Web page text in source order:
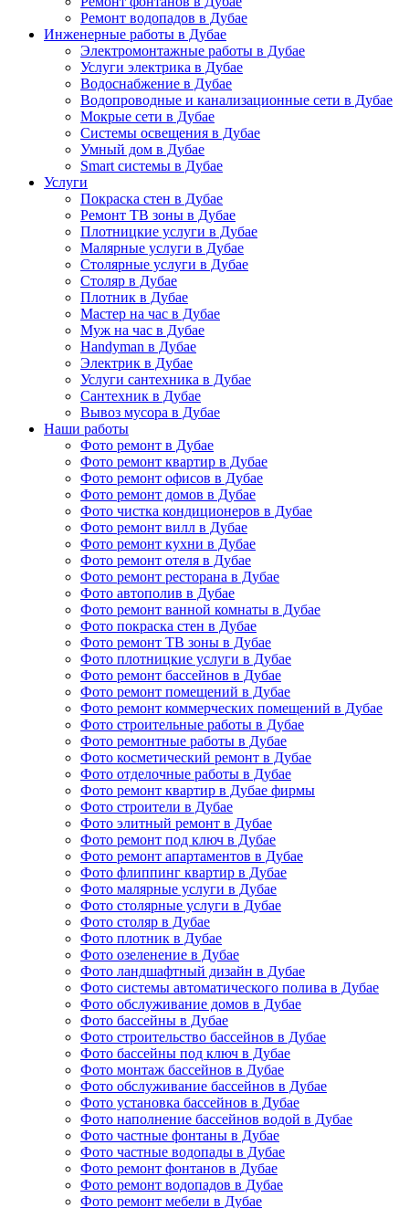
Ремонт водопадов в Дубае
Инженерные работы в Дубае
Электромонтажные работы в Дубае
Услуги электрика в Дубае
Водоснабжение в Дубае
Водопроводные и канализационные сети в Дубае
Мокрые сети в Дубае
Системы освещения в Дубае
Умный дом в Дубае
Smart системы в Дубае
Услуги
Покраска стен в Дубае
Ремонт ТВ зоны в Дубае
Плотницкие услуги в Дубае
Малярные услуги в Дубае
Столярные услуги в Дубае
Столяр в Дубае
Плотник в Дубае
Мастер на час в Дубае
Муж на час в Дубае
Handyman в Дубае
Электрик в Дубае
Услуги сантехника в Дубае
Сантехник в Дубае
Вывоз мусора в Дубае
Наши работы
Фото ремонт в Дубае
Фото ремонт квартир в Дубае
Фото ремонт офисов в Дубае
Фото ремонт домов в Дубае
Фото чистка кондиционеров в Дубае
Фото ремонт вилл в Дубае
Фото ремонт кухни в Дубае
Фото ремонт отеля в Дубае
Фото ремонт ресторана в Дубае
Фото автополив в Дубае
Фото ремонт ванной комнаты в Дубае
Фото покраска стен в Дубае
Фото ремонт ТВ зоны в Дубае
Фото плотницкие услуги в Дубае
Фото ремонт бассейнов в Дубае
Фото ремонт помещений в Дубае
Фото ремонт коммерческих помещений в Дубае
Фото строительные работы в Дубае
Фото ремонтные работы в Дубае
Фото косметический ремонт в Дубае
Фото отделочные работы в Дубае
Фото ремонт квартир в Дубае фирмы
Фото строители в Дубае
Фото элитный ремонт в Дубае
Фото ремонт под ключ в Дубае
Фото ремонт апартаментов в Дубае
Фото флиппинг квартир в Дубае
Фото малярные услуги в Дубае
Фото столярные услуги в Дубае
Фото столяр в Дубае
Фото плотник в Дубае
Фото озеленение в Дубае
Фото ландшафтный дизайн в Дубае
Фото системы автоматического полива в Дубае
Фото обслуживание домов в Дубае
Фото бассейны в Дубае
Фото строительство бассейнов в Дубае
Фото бассейны под ключ в Дубае
Фото монтаж бассейнов в Дубае
Фото обслуживание бассейнов в Дубае
Фото установка бассейнов в Дубае
Фото наполнение бассейнов водой в Дубае
Фото частные фонтаны в Дубае
Фото частные водопады в Дубае
Фото ремонт фонтанов в Дубае
Фото ремонт водопадов в Дубае
Фото ремонт мебели в Дубае